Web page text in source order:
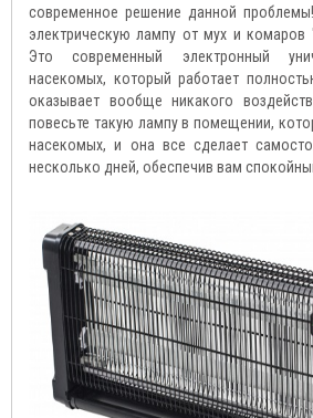
современное решение данной
электрическую лампу от мух и комаров
Это современный электронный
насекомых, который работает
оказывает вообще никакого
повесьте такую лампу в помещении,
насекомых, и она все сделает
несколько дней, обеспечив вам